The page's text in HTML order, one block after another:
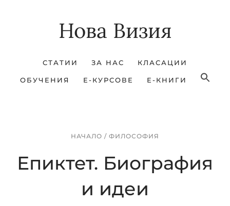
Нова Визия
СТАТИИ ЗА НАС КЛАСАЦИИ
ОБУЧЕНИЯ Е-КУРСОВЕ Е-КНИГИ
НАЧАЛО / ФИЛОСОФИЯ
Епиктет. Биография
и идеи